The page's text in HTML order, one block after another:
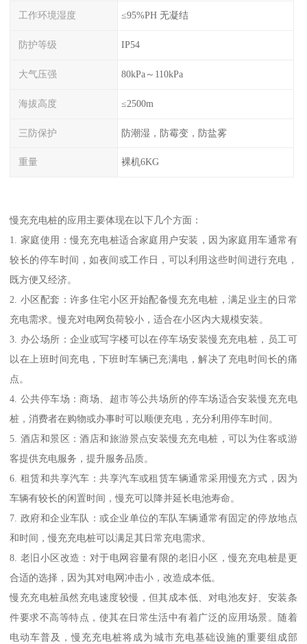
工作环境湿度 ≤95%PH 无凝结
防护等级 IP54
大气压强 80kPa～110kPa
海拔高度 ≤2500m
三防保护 防潮湿，防霉变，防盐雾
重量 裸机6KG
慢充充电桩的应用主要体现在以下几个方面：
1. 家庭使用：慢充充电桩适合家庭用户安装，因为家庭用车通常有
较长的停车时间，如夜间或工作日，可以利用这些时间进行充电，
既方便又经济。
2. 小区配套：许多住宅小区开始配备慢充充电桩，满足业主的日常
充电需求。慢充对电网负荷较小，适合在小区内大规模安装。
3. 办公场所：企业或写字楼可以在停车场安装慢充充电桩，员工可
以在上班时间充电，下班时车辆已充满电，解决了充电时间长的痛
点。
4. 公共停车场：商场、超市等公共场所的停车场适合安装慢充充电
桩，消费者在购物或办事时可以顺便充电，充分利用停车时间。
5. 酒店和景区：酒店和旅游景点安装慢充充电桩，可以为住客或游
客提供充电服务，提升服务品质。
6. 租赁和共享汽车：共享汽车或租赁车辆通常采用慢充方式，因为
车辆有较长的闲置时间，慢充可以降并延长电池寿命。
7. 政府和企业车队：或企业单位的车队车辆通常有固定的停放地点
和时间，慢充充电桩可以满足其日常充电需求。
8. 老旧小区改造：对于电网容量有限的老旧小区，慢充充电桩是更
合适的选择，因为其对电网冲击小，改造成本低。
慢充充电桩虽然充电速度较慢，但其成本低、对电池友好、安装条
件要求不高等特点，使其在日常生活中有着广泛的应用场景。随着
电动车普及，慢充充电桩将成为城市充电基础设施的重要组成部